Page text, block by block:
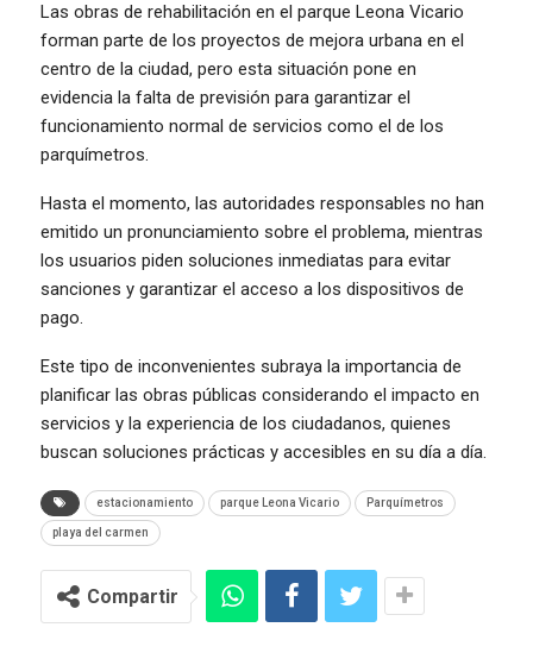
Las obras de rehabilitación en el parque Leona Vicario
forman parte de los proyectos de mejora urbana en el
centro de la ciudad, pero esta situación pone en
evidencia la falta de previsión para garantizar el
funcionamiento normal de servicios como el de los
parquímetros.
Hasta el momento, las autoridades responsables no han
emitido un pronunciamiento sobre el problema, mientras
los usuarios piden soluciones inmediatas para evitar
sanciones y garantizar el acceso a los dispositivos de
pago.
Este tipo de inconvenientes subraya la importancia de
planificar las obras públicas considerando el impacto en
servicios y la experiencia de los ciudadanos, quienes
buscan soluciones prácticas y accesibles en su día a día.
estacionamiento parque Leona Vicario Parquímetros
playa del carmen
Compartir